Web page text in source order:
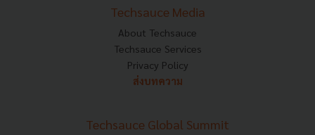
Techsauce Media
About Techsauce
Techsauce Services
Privacy Policy
ส่งบทความ
Techsauce Global Summit